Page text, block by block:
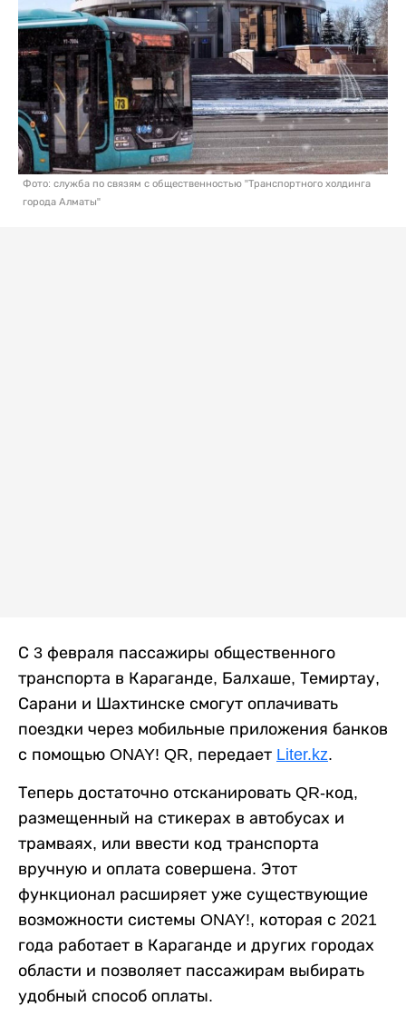
Фото: служба по связям с общественностью "Транспортного холдинга
города Алматы"
С 3 февраля пассажиры общественного
транспорта в Караганде, Балхаше, Темиртау,
Сарани и Шахтинске смогут оплачивать
поездки через мобильные приложения банков
с помощью ONAY! QR, передает Liter.kz.
Теперь достаточно отсканировать QR-код,
размещенный на стикерах в автобусах и
трамваях, или ввести код транспорта
вручную и оплата совершена. Этот
функционал расширяет уже существующие
возможности системы ONAY!, которая с 2021
года работает в Караганде и других городах
области и позволяет пассажирам выбирать
удобный способ оплаты.